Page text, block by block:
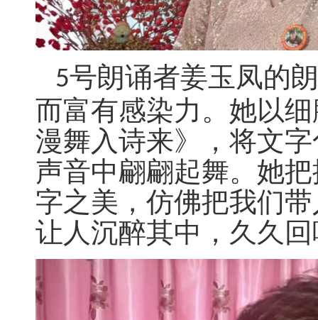
5号朗诵者姜玉凤的
而富有感染力。她以
漫舞入诗来》，将文
声音中翩翩起舞。她
字之美，仿佛把我们
让人沉醉其中，久久